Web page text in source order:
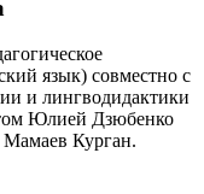
язык) совместно с
и лингводидактики
Юлией Дзюбенко
Мамаев Курган.